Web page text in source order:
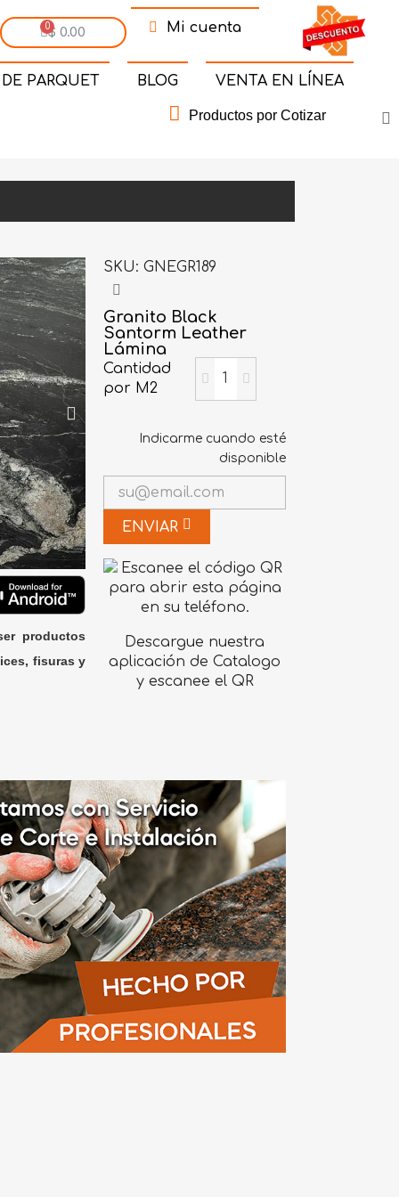
$ 0.00 Mi cuenta
PARQUET BLOG VENTA EN LÍNEA
Productos por Cotizar
productos
fisuras y
SKU GNEGR189
Granito Black
Santorm Leather
Lámina
Cantidad
por M2
Indicarme cuando esté
disponible
ENVIAR
Descargue nuestra
aplicación de Catalogo
y escanee el QR